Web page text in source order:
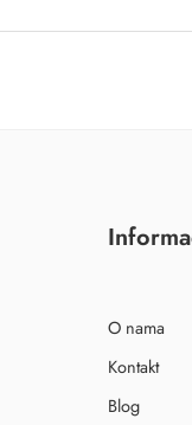
O nama
Kontakt
Blog